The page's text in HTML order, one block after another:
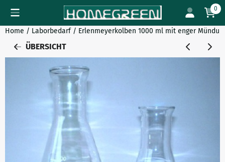
Cookie-Einstellungen verfügbar. Einstellungen wählen oder0
Home / Laborbedarf / Erlenmeyerkolben 1000 ml mit enger
ÜBERSICHT